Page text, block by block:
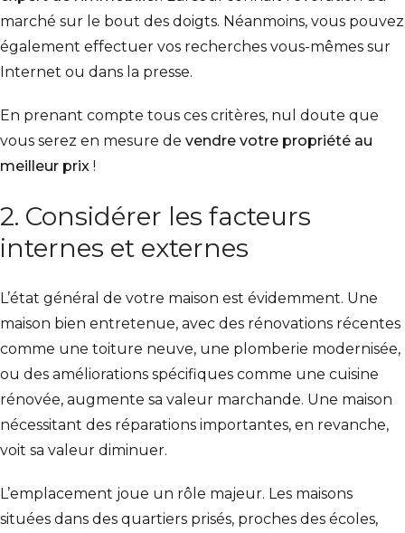
marché sur le bout des doigts. Néanmoins, vous pouvez
également effectuer vos recherches vous-mêmes sur
Internet ou dans la presse.
En prenant compte tous ces critères, nul doute que
vous serez en mesure de vendre votre propriété au
meilleur prix !
2. Considérer les facteurs
internes et externes
L’état général de votre maison est évidemment. Une
maison bien entretenue, avec des rénovations récentes
comme une toiture neuve, une plomberie modernisée,
ou des améliorations spécifiques comme une cuisine
rénovée, augmente sa valeur marchande. Une maison
nécessitant des réparations importantes, en revanche,
voit sa valeur diminuer.
L’emplacement joue un rôle majeur. Les maisons
situées dans des quartiers prisés, proches des écoles,